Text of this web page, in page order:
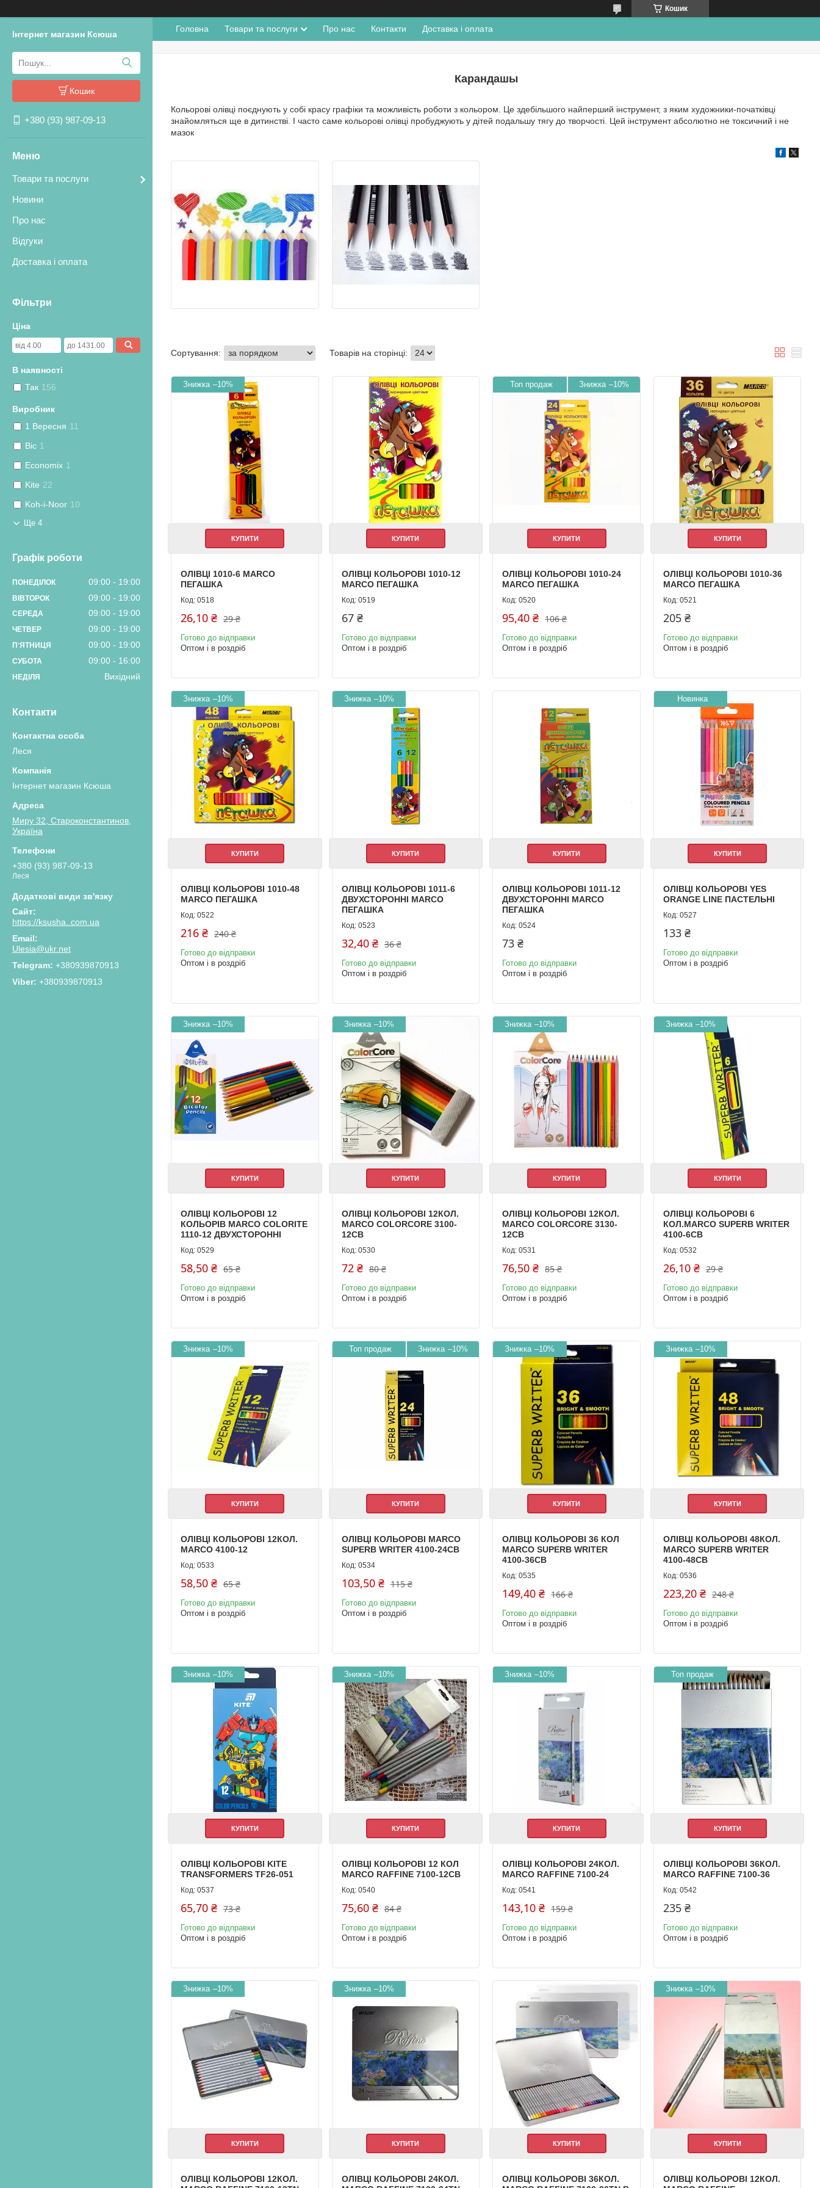
Кошик
Інтернет магазин Ксюша
Кошик
+380 (93) 987-09-13
Товари та послуги
Новини
Про нас
Відгуки
Доставка і оплата
Фільтри
Ціна
В наявності
Так 156
Виробник
1 Вересня 11
Bic 1
Economix 1
Kite 22
Koh-i-Noor 10
Ще 4
Графік роботи
ПОНЕДІЛОК 09:00 19:00
ВІВТОРОК 09:00 19:00
СЕРЕДА 09:00 19:00
ЧЕТВЕР 09:00 19:00
ПʼЯТНИЦЯ 09:00 19:00
СУБОТА 09:00 16:00
НЕДІЛЯ Вихідний
Контакти
Леся
Інтернет магазин Ксюша
Миру 32, Староконстантинов,
Україна
+380 (93) 987-09-13
Леся
https://ksusha..com.ua
Ulesia@ukr.net
+380939870913
+380939870913
Головна Товари та послуги Про нас Контакти Доставка і оплата
Карандашы
Кольорові олівці поєднують у собі красу графіки та можливість роботи з кольором. Це здебільшого найперший інструмент, з яким художники-початківці
знайомляться ще в дитинстві. І часто саме кольорові олівці пробуджують у дітей подальшу тягу до творчості. Цей інструмент абсолютно не токсичний і не
мазок
–10%
КУПИТИ
ОЛІВЦІ 1010-6 MARCO
ПЕГАШКА
0518
29 ₴
26,10 ₴
Готово до відправки
Оптом і в роздріб
КУПИТИ
ОЛІВЦІ КОЛЬОРОВІ 1010-12
MARCO ПЕГАШКА
0519
67 ₴
Готово до відправки
Оптом і в роздріб
Топ продаж –10%
КУПИТИ
ОЛІВЦІ КОЛЬОРОВІ 1010-24
MARCO ПЕГАШКА
0520
106 ₴
95,40 ₴
Готово до відправки
Оптом і в роздріб
КУПИТИ
ОЛІВЦІ КОЛЬОРОВІ 1010-36
MARCO ПЕГАШКА
0521
205 ₴
Готово до відправки
Оптом і в роздріб
–10%
КУПИТИ
ОЛІВЦІ КОЛЬОРОВІ 1010-48
MARCO ПЕГАШКА
0522
240 ₴
216 ₴
Готово до відправки
Оптом і в роздріб
–10%
КУПИТИ
ОЛІВЦІ КОЛЬОРОВІ 1011-6
ДВУХСТОРОННІ MARCO
ПЕГАШКА
0523
36 ₴
32,40 ₴
Готово до відправки
Оптом і в роздріб
КУПИТИ
ОЛІВЦІ КОЛЬОРОВІ 1011-12
ДВУХСТОРОННІ MARCO
ПЕГАШКА
0524
73 ₴
Готово до відправки
Оптом і в роздріб
Новинка
КУПИТИ
ОЛІВЦІ КОЛЬОРОВІ YES
ORANGE LINE ПАСТЕЛЬНІ
0527
133 ₴
Готово до відправки
Оптом і в роздріб
–10%
КУПИТИ
ОЛІВЦІ КОЛЬОРОВІ 12
КОЛЬОРІВ MARCO COLORITE
1110-12 ДВУХСТОРОННІ
0529
65 ₴
58,50 ₴
Готово до відправки
Оптом і в роздріб
–10%
КУПИТИ
ОЛІВЦІ КОЛЬОРОВІ 12КОЛ.
MARCO COLORCORE 3100-
12СВ
0530
80 ₴
72 ₴
Готово до відправки
Оптом і в роздріб
–10%
КУПИТИ
ОЛІВЦІ КОЛЬОРОВІ 12КОЛ.
MARCO COLORCORE 3130-
12СВ
0531
85 ₴
76,50 ₴
Готово до відправки
Оптом і в роздріб
–10%
КУПИТИ
ОЛІВЦІ КОЛЬОРОВІ 6
КОЛ.MARCO SUPERB WRITER
4100-6СВ
0532
29 ₴
26,10 ₴
Готово до відправки
Оптом і в роздріб
–10%
КУПИТИ
ОЛІВЦІ КОЛЬОРОВІ 12КОЛ.
MARCO 4100-12
0533
65 ₴
58,50 ₴
Готово до відправки
Оптом і в роздріб
Топ продаж –10%
КУПИТИ
ОЛІВЦІ КОЛЬОРОВІ MARCO
SUPERB WRITER 4100-24СВ
0534
115 ₴
103,50 ₴
Готово до відправки
Оптом і в роздріб
–10%
КУПИТИ
ОЛІВЦІ КОЛЬОРОВІ 36 КОЛ
MARCO SUPERB WRITER
4100-36СВ
0535
166 ₴
149,40 ₴
Готово до відправки
Оптом і в роздріб
–10%
КУПИТИ
ОЛІВЦІ КОЛЬОРОВІ 48КОЛ.
MARCO SUPERB WRITER
4100-48СВ
0536
248 ₴
223,20 ₴
Готово до відправки
Оптом і в роздріб
–10%
КУПИТИ
ОЛІВЦІ КОЛЬОРОВІ KITE
TRANSFORMERS TF26-051
0537
73 ₴
65,70 ₴
Готово до відправки
Оптом і в роздріб
–10%
КУПИТИ
ОЛІВЦІ КОЛЬОРОВІ 12 КОЛ
MARCO RAFFINE 7100-12СВ
0540
84 ₴
75,60 ₴
Готово до відправки
Оптом і в роздріб
–10%
КУПИТИ
ОЛІВЦІ КОЛЬОРОВІ 24КОЛ.
MARCO RAFFINE 7100-24
0541
159 ₴
143,10 ₴
Готово до відправки
Оптом і в роздріб
Топ продаж
КУПИТИ
ОЛІВЦІ КОЛЬОРОВІ 36КОЛ.
MARCO RAFFINE 7100-36
0542
235 ₴
Готово до відправки
Оптом і в роздріб
–10%
КУПИТИ
ОЛІВЦІ КОЛЬОРОВІ 12КОЛ.
–10%
КУПИТИ
ОЛІВЦІ КОЛЬОРОВІ 24КОЛ.
КУПИТИ
ОЛІВЦІ КОЛЬОРОВІ 36КОЛ.
–10%
КУПИТИ
ОЛІВЦІ КОЛЬОРОВІ 12КОЛ.